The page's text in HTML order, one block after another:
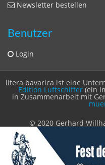
Fehlendes Buch melden
Newsletter bestellen
Benutzer
Login
litera bavarica ist eine
Edition Luftschiffer
in Zusammenarbeit mit